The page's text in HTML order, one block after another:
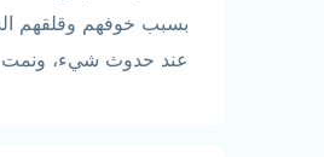
بسبب خوفهم وقلقهم
عند حدوث شيء، ونمت قليلاً